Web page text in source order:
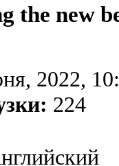
the new
2022,
224